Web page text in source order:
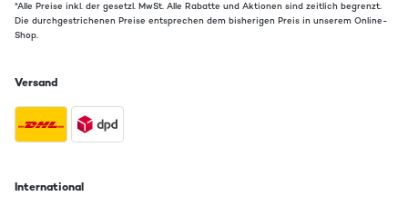
*Alle Preise inkl. der gesetzl. MwSt. Alle Rabatte und Aktionen sind zeitlich begrenzt.
Die durchgestrichenen Preise entsprechen dem bisherigen Preis in unserem Online-
Shop.
Versand
International